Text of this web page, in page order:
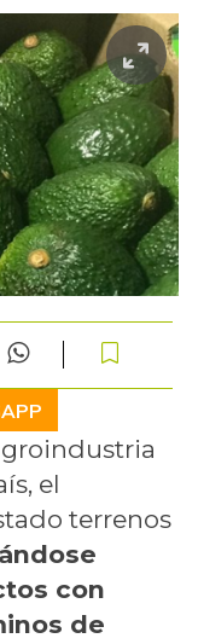
el
terrenos
con
de